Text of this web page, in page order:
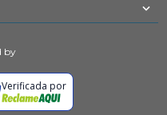
by
Verificada por